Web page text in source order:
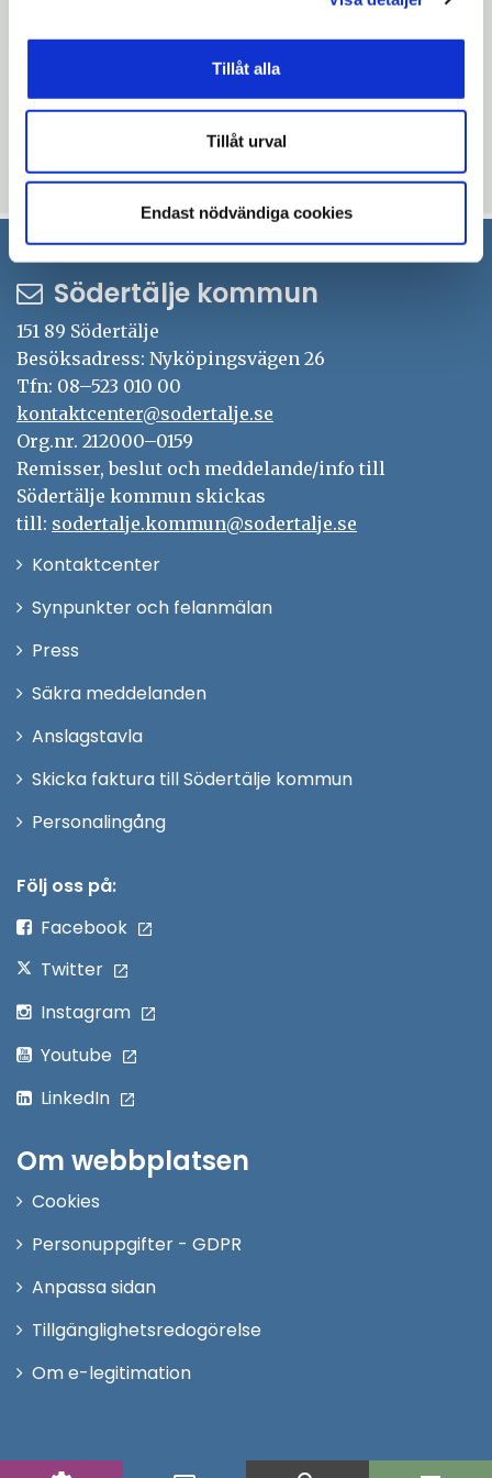
Tillåt alla
Tillåt urval
Endast nödvändiga cookies
Evenemanget är kostnadsfritt. Varmt
Uppdaterad: 2025-03-05
Södertälje kommun
151 89 Södertälje
Besöksadress: Nyköpingsvägen 26
Tfn: 08–523 010 00
kontaktcenter@sodertalje.se
Org.nr. 212000–0159
Remisser, beslut och meddelande/info till
Södertälje kommun skickas
till: sodertalje.kommun@sodertalje.se
KontaktcenterÖppna
Synpunkter och felanmälan
Press
fönster
Säkra meddelanden
Anslagstavla
Skicka faktura till Södertälje kommun
PersonalingångÖppna
Följ oss på:
Facebook
Twitter
Instagram
Youtube
LinkedIn
Om webbplatsen
Cookies
Personuppgifter - GDPR
Anpassa sidan
Tillgänglighetsredogörelse
Om e-legitimation